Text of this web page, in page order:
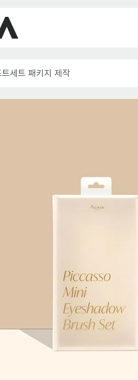
세트 패키지 제작